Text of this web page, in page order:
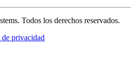
Todos los derechos reservados.
privacidad